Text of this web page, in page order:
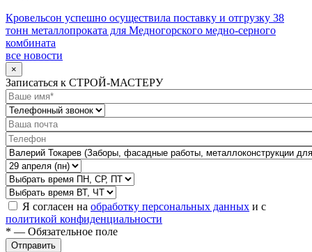
Кровельсон успешно осуществила поставку и отгрузку 38
тонн металлопроката для Медногорского медно-серного
комбината
все новости
×
Записаться к СТРОЙ-МАСТЕРУ
Я согласен на обработку персональных данных и с
политикой конфиденциальности
* — Обязательное поле
Отправить